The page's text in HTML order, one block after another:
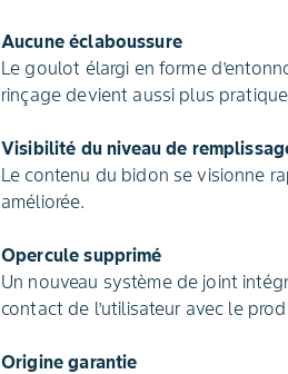
Aucune éclaboussure
Le goulot élargi en forme
rinçage devient aussi plus
Visibilité du niveau de
Le contenu du bidon se visionne
améliorée.
Opercule supprimé
Un nouveau système de joint
contact de l’utilisateur avec le
Origine garantie